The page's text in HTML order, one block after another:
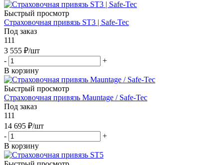
Быстрый просмотр
Страховочная привязь ST3 | Safe-Tec
Под заказ
111
3 555 ₽/шт
-
+
В корзину
Быстрый просмотр
Страховочная привязь Mauntage / Safe-Tec
Под заказ
111
14 695 ₽/шт
-
+
В корзину